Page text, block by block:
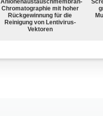
Anionenaustauschmembran-
Chromatographie mit hoher
Rückgewinnung für die
Reinigung von Lentivirus-
Vektoren